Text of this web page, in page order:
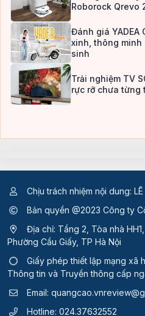
Roborock Qrevo
Đánh giá YADEA
xinh, thông minh
sinh
Trải nghiệm TV
rực rỡ chưa từng
Chịu trách nhiệm nội dung:
Bản quyền @2023 Công ty
Địa chỉ: Tầng 2, Tòa nhà
Phường Cầu Giấy, TP Hà Nội
Giấy phép thiết lập mạng xã
Thông tin và Truyền thông cấp
Email:
Hotline: 024.37632552